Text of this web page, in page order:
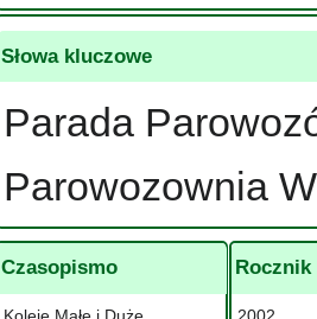
Słowa kluczowe
Parada
Parowozownia
Czasopismo
Koleje Małe i Duże
Rocznik
2002